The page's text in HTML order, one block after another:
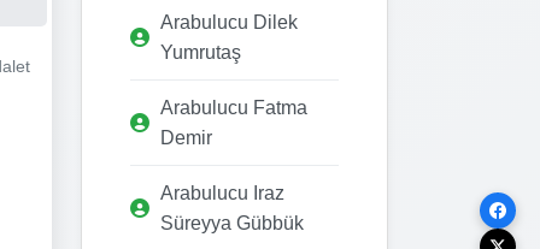
Arabulucu Dilek
Yumrutaş
Arabulucu Fatma
Demir
Arabulucu Iraz
Süreyya Gübbük